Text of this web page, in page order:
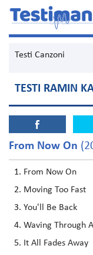
Testi Canzoni
TESTI RAMIN
From Now On
From Now On
Moving Too Fast
You'll Be Back
Waving Through
It All Fades Away